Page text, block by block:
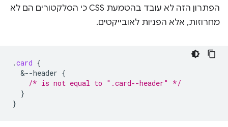
הפתרון הזה לא עובד בהטמעת CSS כי הסלקטורים הם לא
מחרוזות, אלא הפניות לאובייקטים.
.card {
&--header {
/* is not equal to ".card--header" */
}
}